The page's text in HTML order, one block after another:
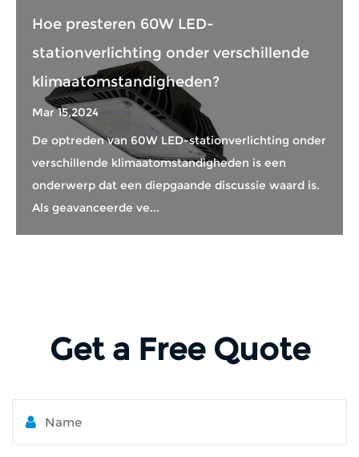
Hoe presteren 60W LED-
stationverlichting onder verschillende
klimaatomstandigheden?
Mar 15,2024
De optreden van 60W LED-stationverlichting onder
verschillende klimaatomstandigheden is een
onderwerp dat een diepgaande discussie waard is.
Als geavanceerde ve...
Get a Free Quote